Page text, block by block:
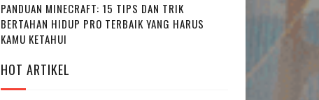
PANDUAN MINECRAFT: 15 TIPS DAN TRIK
BERTAHAN HIDUP PRO TERBAIK YANG HARUS
KAMU KETAHUI
HOT ARTIKEL